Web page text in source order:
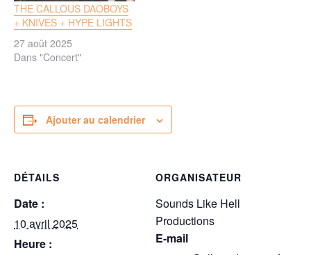
THE CALLOUS DAOBOYS
+ KNIVES + HYPE LIGHTS
27 août 2025
Dans "Concert"
Ajouter au calendrier
DÉTAILS
Date :
10 avril 2025
Heure :
ORGANISATEUR
Sounds Like Hell
Productions
E-mail